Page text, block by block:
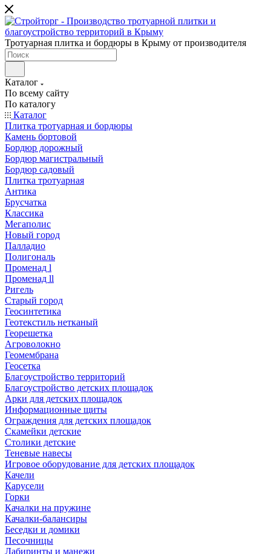
Тротуарная плитка и бордюры в Крыму от производителя
Каталог
По всему сайту
По каталогу
Каталог
Плитка тротуарная и бордюры
Камень бортовой
Бордюр дорожный
Бордюр магистральный
Бордюр садовый
Плитка тротуарная
Антика
Брусчатка
Классика
Мегаполис
Новый город
Палладио
Полигональ
Променад l
Променад ll
Ригель
Старый город
Геосинтетика
Геотекстиль нетканый
Георешетка
Агроволокно
Геомембрана
Геосетка
Благоустройство территорий
Благоустройство детских площадок
Арки для детских площадок
Информационные щиты
Ограждения для детских площадок
Скамейки детские
Столики детские
Теневые навесы
Игровое оборудование для детских площадок
Качели
Карусели
Горки
Качалки на пружине
Качалки-балансиры
Беседки и домики
Песочницы
Лабиринты и манежи